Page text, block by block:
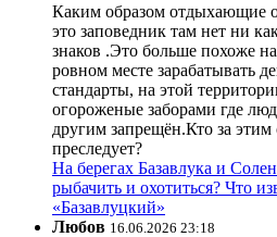
Каким образом отдыхающие
это заповедник там нет ни
знаков .Это больше похоже
ровном месте зарабатывать
стандарты, на этой
огороженые заборами где
другим запрещён.Кто за этим
преследует?
На берегах Базавлука и
рыбачить и охотиться? Что
«Базавлуцкий»
Любов 16.06.2026 23:18